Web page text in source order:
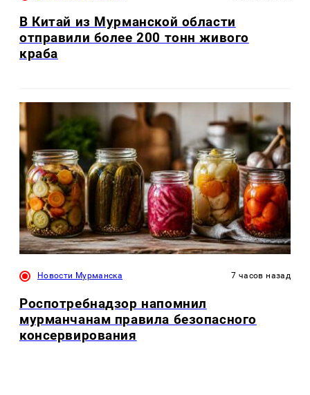
В Китай из Мурманской области
отправили более 200 тонн живого
краба
Новости Мурманска 7 часов назад
Роспотребнадзор напомнил
мурманчанам правила безопасного
консервирования